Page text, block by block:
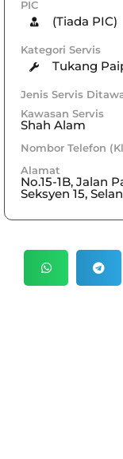
PIC
(Tiada PIC)
Kategori Servis
Tukang
Jenis Servis
Kawasan Servis
Shah Alam
Nombor Telefon
Alamat
No.15-1B, Jalan
Seksyen 15,